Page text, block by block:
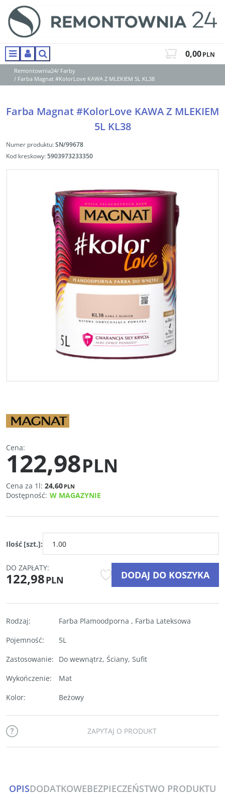
MenuPanelSzukaj 0,00PLN
Remontownia24/ Farby
/ Farba Magnat #KolorLove KAWA Z MLEKIEM 5L KL38
Farba Magnat #KolorLove KAWA Z MLEKIEM
5L KL38
Numer produktu:SN/99678
Kod kreskowy:5903973233350
Cena:
122,98PLN
Cena za 1l: 24,60 PLN
Dostępność: W MAGAZYNIE
Ilość [szt.]:
DO ZAPŁATY:
122,98PLN DODAJ DO KOSZYKA
Rodzaj: Farba Plamoodporna , Farba Lateksowa
Pojemność:
5L
Zastosowanie: Do wewnątrz, Ściany, Sufit
Wykończenie:
Mat
Kolor: Beżowy
ZAPYTAJ O PRODUKT
OPISDODATKOWEBEZPIECZEŃSTWO PRODUKTU